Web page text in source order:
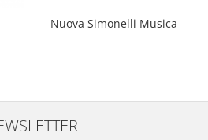
Nuova Simonelli Musica